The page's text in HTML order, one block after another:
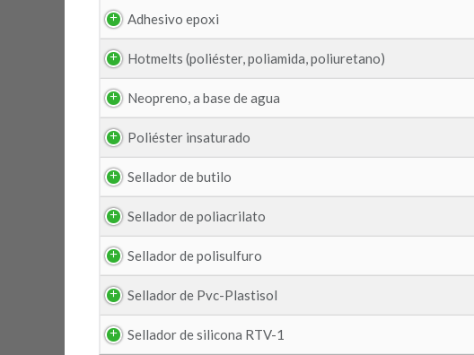
Adhesivo epoxi
Hotmelts (poliéster, poliamida, poliuretano)
Neopreno, a base de agua
Poliéster insaturado
Sellador de butilo
Sellador de poliacrilato
Sellador de polisulfuro
Sellador de Pvc-Plastisol
Sellador de silicona RTV-1